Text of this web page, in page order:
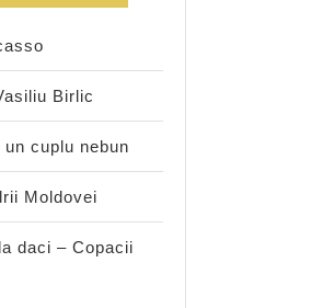
Birlic
cuplu nebun
Moldovei
daci – Copacii